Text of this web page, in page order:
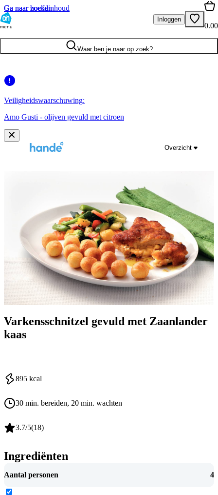
Ga naar hoofdinhoud
Ga naar zoeken
menu
Inloggen
0.00
Waar ben je naar op zoek?
Veiligheidswaarschuwing:
Amo Gusti - olijven gevuld met citroen
Overzicht
Varkensschnitzel gevuld met Zaanlander
kaas
895 kcal
30 min. bereiden, 20 min. wachten
3.7/5(18)
Ingrediënten
Aantal personen 4